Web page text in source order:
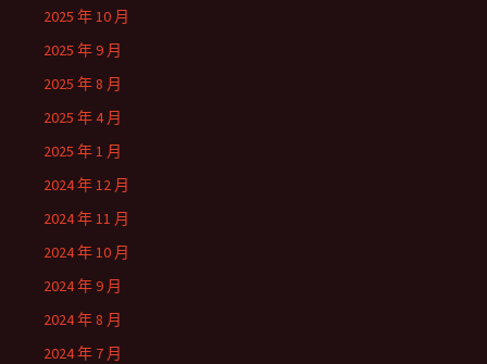
2025 年 10 月
2025 年 9 月
2025 年 8 月
2025 年 4 月
2025 年 1 月
2024 年 12 月
2024 年 11 月
2024 年 10 月
2024 年 9 月
2024 年 8 月
2024 年 7 月